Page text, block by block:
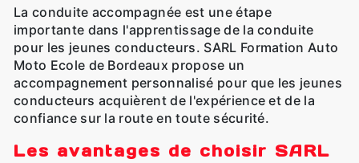
La conduite accompagnée est une étape
importante dans l'apprentissage de la conduite
pour les jeunes conducteurs. SARL Formation Auto
Moto Ecole de Bordeaux propose un
accompagnement personnalisé pour que les jeunes
conducteurs acquièrent de l'expérience et de la
confiance sur la route en toute sécurité.
Les avantages de choisir SARL